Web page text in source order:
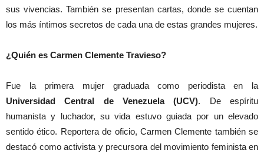
sus vivencias. También se presentan cartas, donde se cuentan
los más íntimos secretos de cada una de estas grandes mujeres.
¿Quién es Carmen Clemente Travieso?
Fue la primera mujer graduada como periodista en la
Universidad Central de Venezuela (UCV). De espíritu
humanista y luchador, su vida estuvo guiada por un elevado
sentido ético. Reportera de oficio, Carmen Clemente también se
destacó como activista y precursora del movimiento feminista en